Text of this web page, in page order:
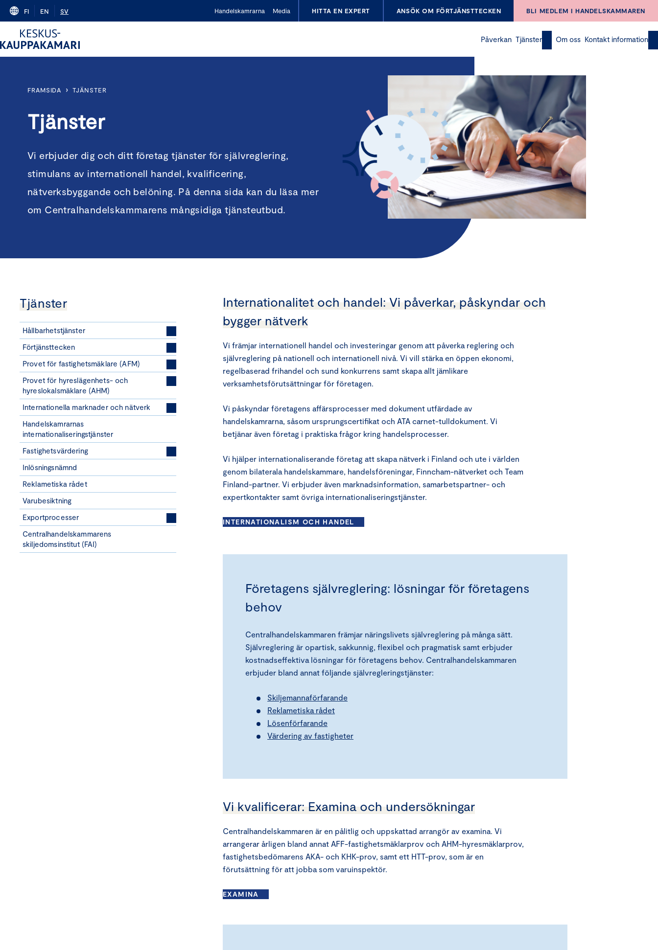
Skip
content
FI EN SV Handelskamrarna Media HITTA EN EXPERT ANSÖK OM FÖRTJÄNSTTECKEN BLI MEDLEM I HANDELSKAMMAREN
Påverkan Tjänster Om oss Kontakt information
FRAMSIDA › TJÄNSTER
Tjänster
Vi erbjuder dig och ditt företag tjänster för självreglering,
stimulans av internationell handel, kvalificering,
nätverksbyggande och belöning. På denna sida kan du läsa mer
om Centralhandelskammarens mångsidiga tjänsteutbud.
Tjänster
Hållbarhetstjänster
Förtjänsttecken
Provet för fastighetsmäklare (AFM)
Provet för hyreslägenhets- och
hyreslokalsmäklare (AHM)
Internationella marknader och nätverk
Handelskamrarnas
internationaliseringstjänster
Fastighetsvärdering
Inlösningsnämnd
Reklametiska rådet
Varubesiktning
Exportprocesser
Centralhandelskammarens
skiljedomsinstitut (FAI)
Internationalitet och handel: Vi påverkar, påskyndar och
bygger nätverk
Vi främjar internationell handel och investeringar genom att påverka reglering och
självreglering på nationell och internationell nivå. Vi vill stärka en öppen ekonomi,
regelbaserad frihandel och sund konkurrens samt skapa allt jämlikare
verksamhetsförutsättningar för företagen.
Vi påskyndar företagens affärsprocesser med dokument utfärdade av
handelskamrarna, såsom ursprungscertifikat och ATA carnet-tulldokument. Vi
betjänar även företag i praktiska frågor kring handelsprocesser.
Vi hjälper internationaliserande företag att skapa nätverk i Finland och ute i världen
genom bilaterala handelskammare, handelsföreningar, Finncham-nätverket och Team
Finland-partner. Vi erbjuder även marknadsinformation, samarbetspartner- och
expertkontakter samt övriga internationaliseringstjänster.
INTERNATIONALISM OCH HANDEL
Företagens självreglering: lösningar för företagens
behov
Centralhandelskammaren främjar näringslivets självreglering på många sätt.
Självreglering är opartisk, sakkunnig, flexibel och pragmatisk samt erbjuder
kostnadseffektiva lösningar för företagens behov. Centralhandelskammaren
erbjuder bland annat följande självregleringstjänster:
Skiljemannaförfarande
Reklametiska rådet
Lösenförfarande
Värdering av fastigheter
Vi kvalificerar: Examina och undersökningar
Centralhandelskammaren är en pålitlig och uppskattad arrangör av examina. Vi
arrangerar årligen bland annat AFF-fastighetsmäklarprov och AHM-hyresmäklarprov,
fastighetsbedömarens AKA- och KHK-prov, samt ett HTT-prov, som är en
förutsättning för att jobba som varuinspektör.
EXAMINA